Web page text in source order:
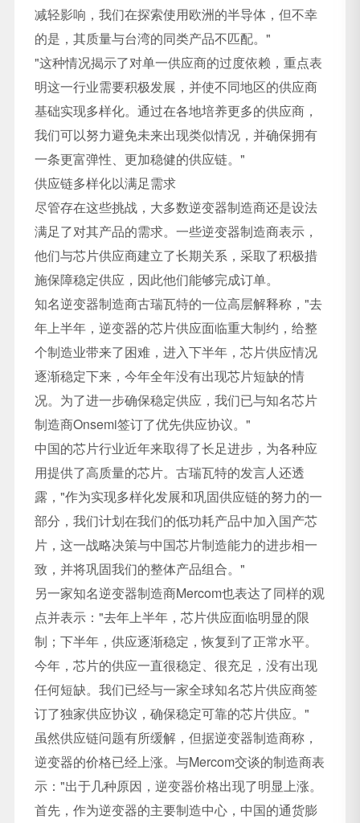
减轻影响，我们在探索使用欧洲的半导体，但不幸
的是，其质量与台湾的同类产品不匹配。"
"这种情况揭示了对单一供应商的过度依赖，重点表
明这一行业需要积极发展，并使不同地区的供应商
基础实现多样化。通过在各地培养更多的供应商，
我们可以努力避免未来出现类似情况，并确保拥有
一条更富弹性、更加稳健的供应链。"
供应链多样化以满足需求
尽管存在这些挑战，大多数逆变器制造商还是设法
满足了对其产品的需求。一些逆变器制造商表示，
他们与芯片供应商建立了长期关系，采取了积极措
施保障稳定供应，因此他们能够完成订单。
知名逆变器制造商古瑞瓦特的一位高层解释称，"去
年上半年，逆变器的芯片供应面临重大制约，给整
个制造业带来了困难，进入下半年，芯片供应情况
逐渐稳定下来，今年全年没有出现芯片短缺的情
况。为了进一步确保稳定供应，我们已与知名芯片
制造商Onsemi签订了优先供应协议。"
中国的芯片行业近年来取得了长足进步，为各种应
用提供了高质量的芯片。古瑞瓦特的发言人还透
露，"作为实现多样化发展和巩固供应链的努力的一
部分，我们计划在我们的低功耗产品中加入国产芯
片，这一战略决策与中国芯片制造能力的进步相一
致，并将巩固我们的整体产品组合。"
另一家知名逆变器制造商Mercom也表达了同样的观
点并表示："去年上半年，芯片供应面临明显的限
制；下半年，供应逐渐稳定，恢复到了正常水平。
今年，芯片的供应一直很稳定、很充足，没有出现
任何短缺。我们已经与一家全球知名芯片供应商签
订了独家供应协议，确保稳定可靠的芯片供应。"
虽然供应链问题有所缓解，但据逆变器制造商称，
逆变器的价格已经上涨。与Mercom交谈的制造商表
示："出于几种原因，逆变器价格出现了明显上涨。
首先，作为逆变器的主要制造中心，中国的通货膨